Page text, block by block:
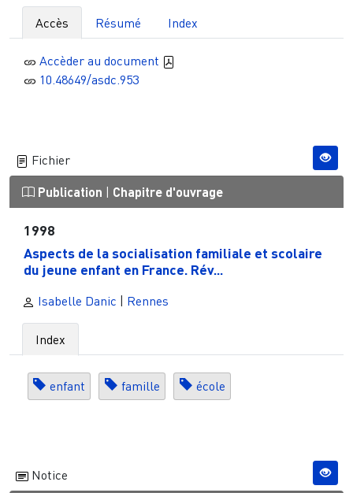
Accès Résumé Index
Accèder au document
10.48649/asdc.953
Fichier
Publication Chapitre d'ouvrage
1998
Aspects de la socialisation familiale et scolaire
du jeune enfant en France. Rév...
Isabelle Danic Rennes
Index
enfant famille école
Notice